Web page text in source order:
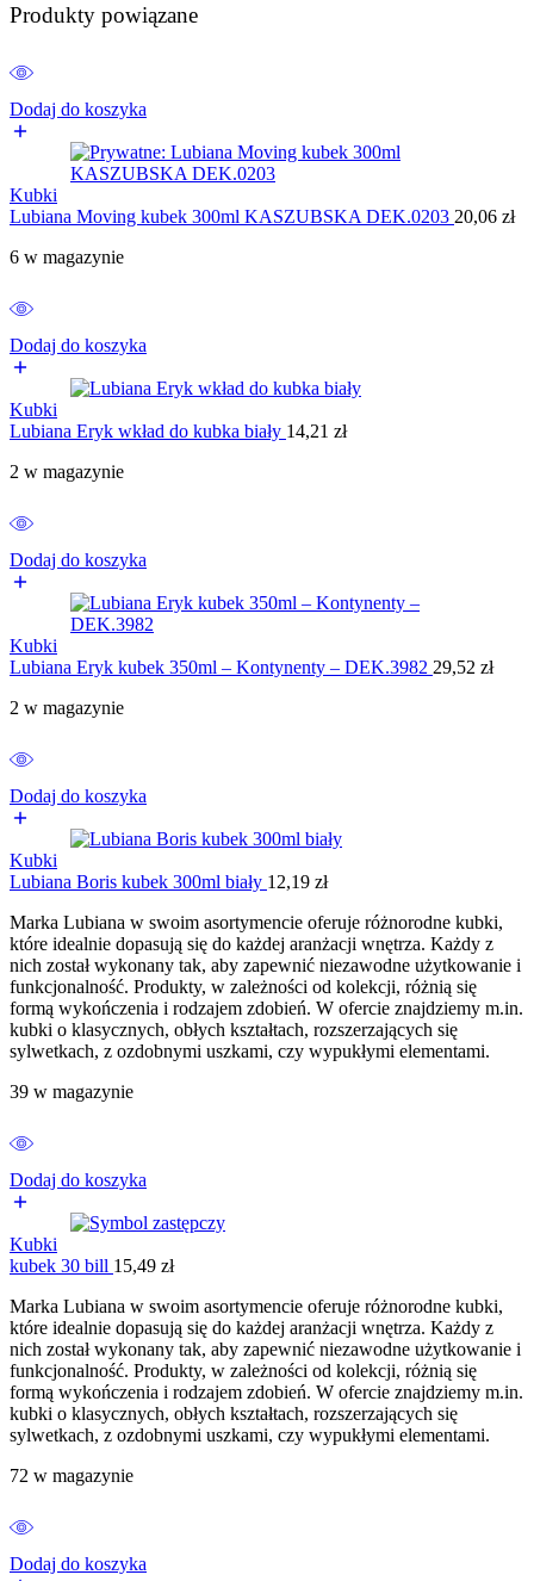
Produkty powiązane
Dodaj do koszyka
Kubki
Lubiana Moving kubek 300ml KASZUBSKA DEK.0203 20,06 zł
6 w magazynie
Dodaj do koszyka
Kubki
Lubiana Eryk wkład do kubka biały 14,21 zł
2 w magazynie
Dodaj do koszyka
Kubki
Lubiana Eryk kubek 350ml – Kontynenty – DEK.3982 29,52 zł
2 w magazynie
Dodaj do koszyka
Kubki
Lubiana Boris kubek 300ml biały 12,19 zł
Marka Lubiana w swoim asortymencie oferuje różnorodne kubki,
które idealnie dopasują się do każdej aranżacji wnętrza. Każdy z
nich został wykonany tak, aby zapewnić niezawodne użytkowanie i
funkcjonalność. Produkty, w zależności od kolekcji, różnią się
formą wykończenia i rodzajem zdobień. W ofercie znajdziemy m.in.
kubki o klasycznych, obłych kształtach, rozszerzających się
sylwetkach, z ozdobnymi uszkami, czy wypukłymi elementami.
39 w magazynie
Dodaj do koszyka
Kubki
kubek 30 bill 15,49 zł
Marka Lubiana w swoim asortymencie oferuje różnorodne kubki,
które idealnie dopasują się do każdej aranżacji wnętrza. Każdy z
nich został wykonany tak, aby zapewnić niezawodne użytkowanie i
funkcjonalność. Produkty, w zależności od kolekcji, różnią się
formą wykończenia i rodzajem zdobień. W ofercie znajdziemy m.in.
kubki o klasycznych, obłych kształtach, rozszerzających się
sylwetkach, z ozdobnymi uszkami, czy wypukłymi elementami.
72 w magazynie
Dodaj do koszyka